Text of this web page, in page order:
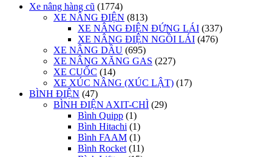
Xe nâng hàng cũ (1774)
XE NÂNG ĐIỆN (813)
XE NÂNG ĐIỆN ĐỨNG LÁI (337)
XE NÂNG ĐIỆN NGỒI LÁI (476)
XE NÂNG DẦU (695)
XE NÂNG XĂNG GAS (227)
XE CUỐC (14)
XE XÚC NÂNG (XÚC LẬT) (17)
BÌNH ĐIỆN (47)
BÌNH ĐIỆN AXIT-CHÌ (29)
Bình Quipp (1)
Bình Hitachi (1)
Bình FAAM (1)
Bình Rocket (11)